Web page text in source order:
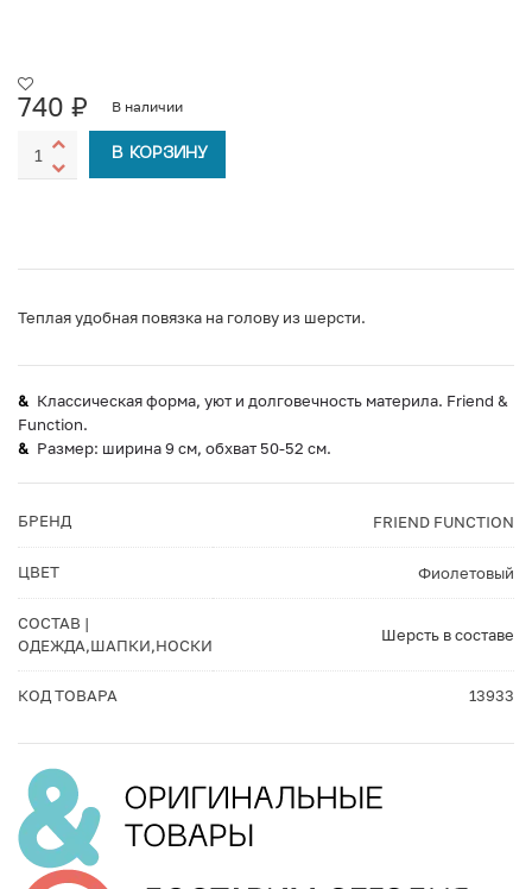
740 ₽ В наличии
В КОРЗИНУ
Теплая удобная повязка на голову из шерсти.
Классическая форма, уют и долговечность материла. Friend &
Function.
Размер: ширина 9 см, обхват 50-52 см.
БРЕНД FRIEND FUNCTION
ЦВЕТ Фиолетовый
СОСТАВ |
ОДЕЖДА,ШАПКИ,НОСКИ
Шерсть в составе
КОД ТОВАРА 13933